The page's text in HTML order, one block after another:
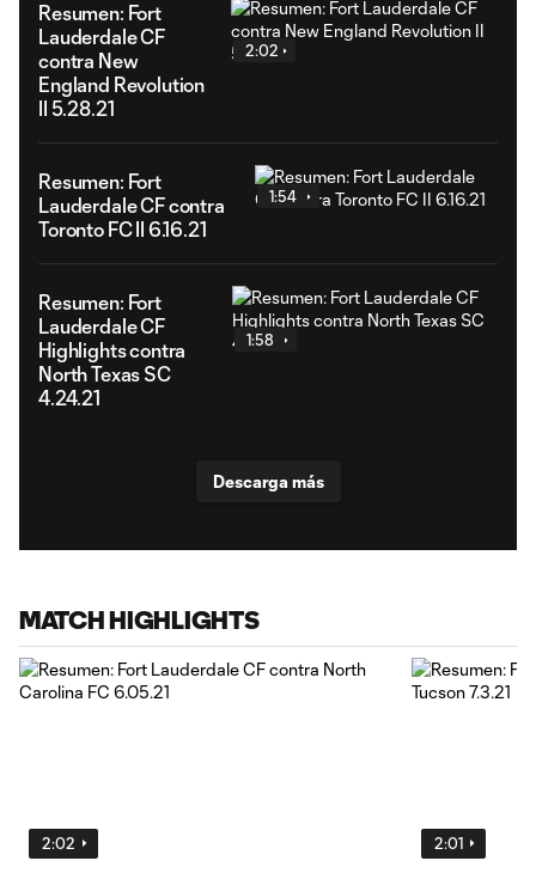
Resumen: Fort
Lauderdale CF
contra New
England Revolution
II 5.28.21
2:02
Resumen: Fort
Lauderdale CF contra
Toronto FC II 6.16.21
1:54
Resumen: Fort
Lauderdale CF
Highlights contra
North Texas SC
4.24.21
1:58
Descarga más
MATCH HIGHLIGHTS
2:02 2:01